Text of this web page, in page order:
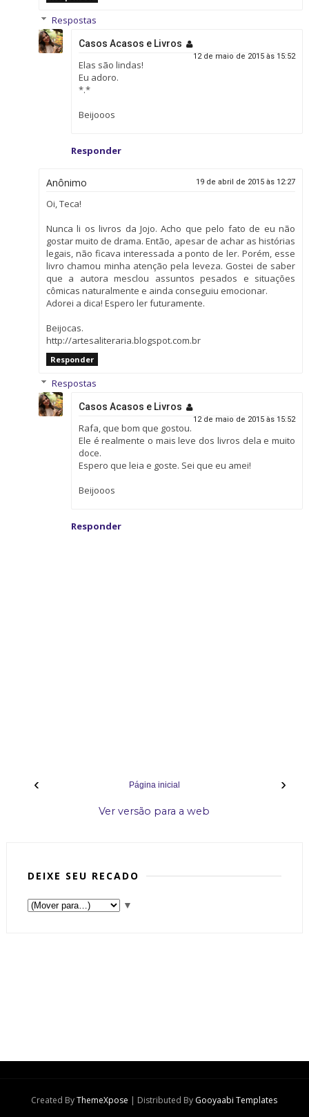
Respostas
Casos Acasos e Livros
12 de maio de 2015 às 15:52
Elas são lindas!
Eu adoro.
*.*
Beijooos
Responder
Anônimo 19 de abril de 2015 às 12:27
Oi, Teca!
Nunca li os livros da Jojo. Acho que pelo fato de eu não
gostar muito de drama. Então, apesar de achar as histórias
legais, não ficava interessada a ponto de ler. Porém, esse
livro chamou minha atenção pela leveza. Gostei de saber
que a autora mesclou assuntos pesados e situações
cômicas naturalmente e ainda conseguiu emocionar.
Adorei a dica! Espero ler futuramente.
Beijocas.
http://artesaliteraria.blogspot.com.br
Responder
Respostas
Casos Acasos e Livros
12 de maio de 2015 às 15:52
Rafa, que bom que gostou.
Ele é realmente o mais leve dos livros dela e muito
doce.
Espero que leia e goste. Sei que eu amei!
Beijooos
Responder
‹ ›
Página inicial
Ver versão para a web
DEIXE SEU RECADO
▼
Created ByThemeXpose | Distributed By Gooyaabi Templates